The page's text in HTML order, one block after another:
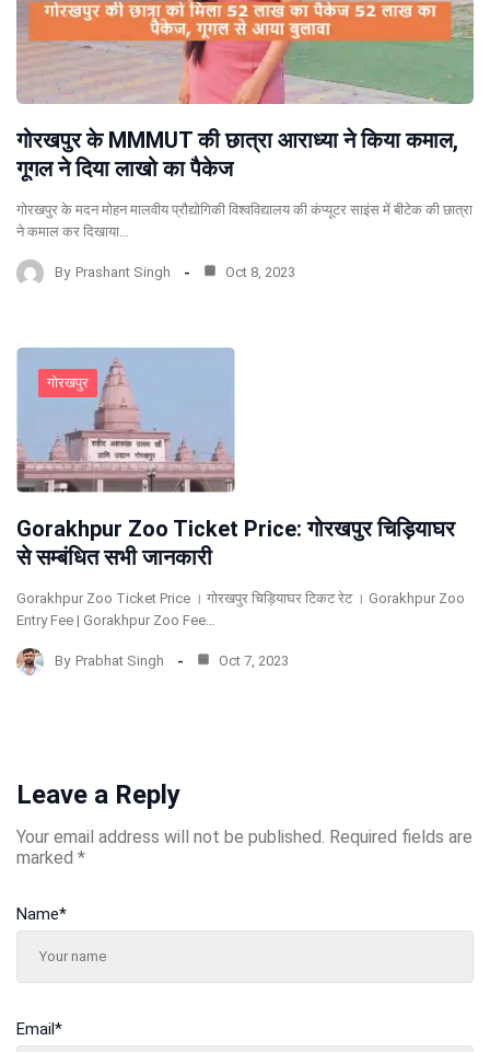
गोरखपुर के MMMUT की छात्रा आराध्या ने किया कमाल,
गूगल ने दिया लाखो का पैकेज
गोरखपुर के मदन मोहन मालवीय प्रौद्योगिकी विश्वविद्यालय की कंप्यूटर साइंस में बीटेक की छात्रा
ने कमाल कर दिखाया…
By Prashant Singh Oct 8, 2023
गोरखपुर
Gorakhpur Zoo Ticket Price: गोरखपुर चिड़ियाघर
से सम्बंधित सभी जानकारी
Gorakhpur Zoo Ticket Price । गोरखपुर चिड़ियाघर टिकट रेट । Gorakhpur Zoo
Entry Fee | Gorakhpur Zoo Fee…
By Prabhat Singh Oct 7, 2023
Leave a Reply
Your email address will not be published. Required fields are
marked *
Name*
Email*